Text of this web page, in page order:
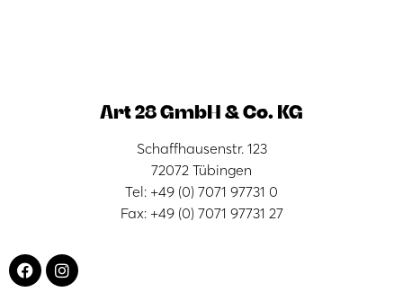
Art 28 GmbH & Co. KG
Schaffhausenstr. 123
72072 Tübingen
Tel: +49 (0) 7071 97731 0
Fax: +49 (0) 7071 97731 27